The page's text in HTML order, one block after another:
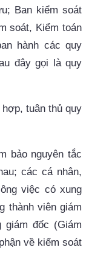
Ban kiểm soát
soát, Kiểm toán
hành các quy
đây gọi là quy
tuân thủ quy
bảo nguyên tắc
các cá nhân,
việc có xung
thành viên giám
giám đốc (Giám
về kiểm soát